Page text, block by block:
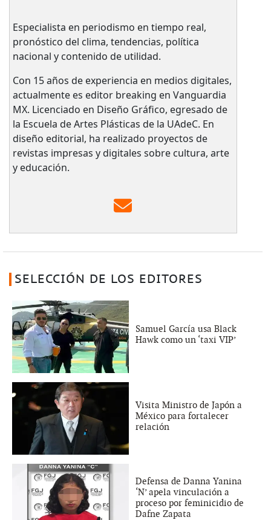
Especialista en periodismo en tiempo real,
pronóstico del clima, tendencias, política
nacional y contenido de utilidad.
Con 15 años de experiencia en medios digitales,
actualmente es editor breaking en Vanguardia
MX. Licenciado en Diseño Gráfico, egresado de
la Escuela de Artes Plásticas de la UAdeC. En
diseño editorial, ha realizado proyectos de
revistas impresas y digitales sobre cultura, arte
y educación.
SELECCIÓN DE LOS EDITORES
Samuel García usa Black
Hawk como un ‘taxi VIP’
Visita Ministro de Japón a
México para fortalecer
relación
Defensa de Danna Yanina
‘N’ apela vinculación a
proceso por feminicidio de
Dafne Zapata